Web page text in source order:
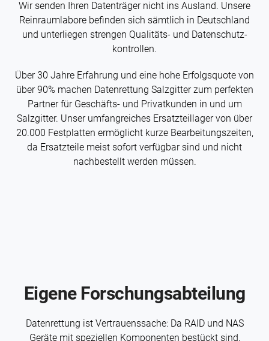
Wir senden Ihren Datenträger nicht ins Ausland. Unsere
Rein­raum­labore befinden sich sämtlich in Deutschland
und unterliegen strengen Qualitäts- und Datenschutz­
kontrollen.
Über 30 Jahre Erfahrung und eine hohe Erfolgsquote von
über 90% machen Daten­rettung Salzgitter zum perfekten
Partner für Geschäfts- und Privat­kunden in und um
Salzgitter. Unser umfangreiches Ersatzteillager von über
20.000 Festplatten ermöglicht kurze Bearbeitungs­zeiten,
da Ersatzteile meist sofort verfügbar sind und nicht
nachbestellt werden müssen.
Eigene Forschungs­abteilung
Daten­rettung ist Vertrauens­sache: Da RAID und NAS
Geräte mit speziellen Komponenten bestückt sind,